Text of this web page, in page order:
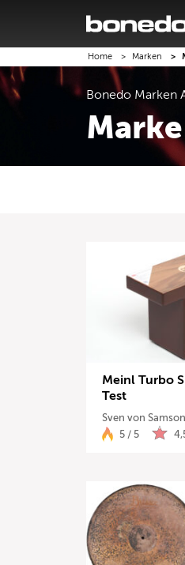
Home Marken
Bonedo Marken
Meinl Turbo
Test
Sven von Samson
5 / 5